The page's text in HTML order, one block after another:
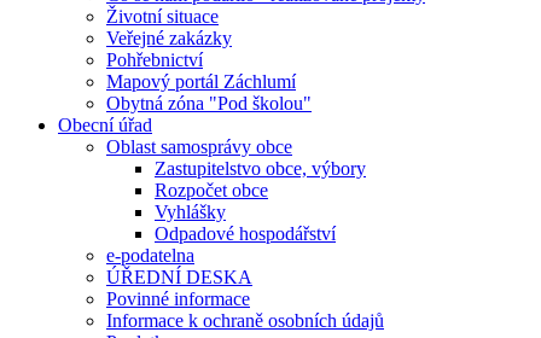
Životní situace
Veřejné zakázky
Pohřebnictví
Mapový portál Záchlumí
Obytná zóna "Pod školou"
Obecní úřad
Oblast samosprávy obce
Zastupitelstvo obce, výbory
Rozpočet obce
Vyhlášky
Odpadové hospodářství
e-podatelna
ÚŘEDNÍ DESKA
Povinné informace
Informace k ochraně osobních údajů